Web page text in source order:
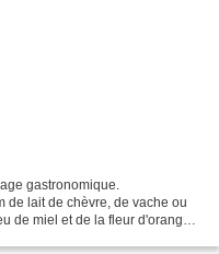
gastronomique.
de lait de chèvre, de vache ou
de miel et de la fleur d'oranger.